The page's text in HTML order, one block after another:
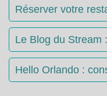
Réserver votre
Le Blog du Stream
Hello Orlando :